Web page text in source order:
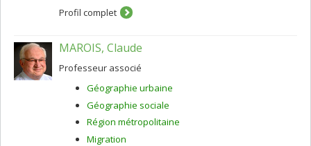
Profil complet
MAROIS, Claude
Professeur associé
Géographie urbaine
Géographie sociale
Région métropolitaine
Migration